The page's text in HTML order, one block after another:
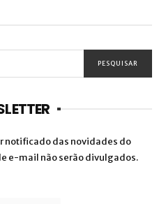
notificado das novidades do
e-mail não serão divulgados.